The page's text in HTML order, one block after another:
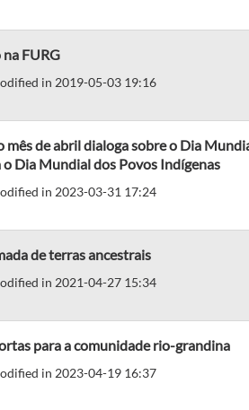
FURG
in 2019-05-03 19:16
mês de abril dialoga sobre o Dia
Dia Mundial dos Povos Indígenas
in 2023-03-31 17:24
de terras ancestrais
in 2021-04-27 15:34
para a comunidade rio-grandina
in 2023-04-19 16:37